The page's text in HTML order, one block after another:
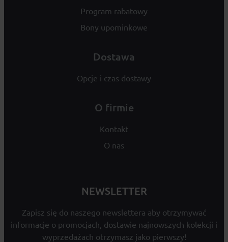
Program rabatowy
Bony upominkowe
Dostawa
Opcje i czas dostawy
O firmie
Kontakt
O nas
NEWSLETTER
Zapisz się do naszego newslettera aby otrzymywać
informacje o promocjach, dostawie najnowszych kolekcji i
wyprzedażach otrzymasz jako pierwszy!